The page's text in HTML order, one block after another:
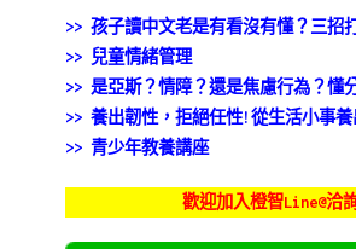
>> 孩子讀中文老是有看沒有懂？三招
>> 兒童情緒管理
>> 是亞斯？情障？還是焦慮行為？懂
>> 養出韌性，拒絕任性!從生活小事養
>> 青少年教養講座
歡迎加入橙智Line@洽